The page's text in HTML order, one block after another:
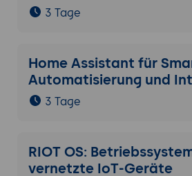
3 Tage
Home Assistant für
Automatisierung und
3 Tage
RIOT OS:
vernetzte IoT-Geräte